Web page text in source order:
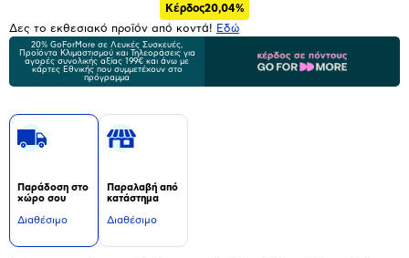
Κέρδος20,04%
Δες το εκθεσιακό προϊόν από κοντά! Eδώ
20% GoForMore σε Λευκές Συσκευές,
Προϊόντα Κλιμαστισμού και Τηλεοράσεις για
αγορές συνολικής αξίας 199€ και άνω με
κάρτες Εθνικής που συμμετέχουν στο
πρόγραμμα
Παράδοση στο
χώρο σου
Διαθέσιμο
Παραλαβή από
κατάστημα
Διαθέσιμο